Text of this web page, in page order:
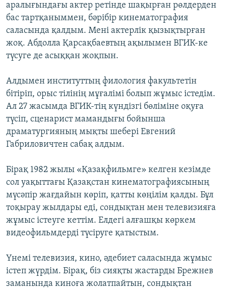
аралығындағы актер ретінде шақырған рөлдерден
бас тартқаныммен, бәрібір кинематография
саласында қалдым. Мені актерлік қызықтырған
жоқ. Абдолла Қарсақбаевтың ақылымен ВГИК-ке
түсуге де асыққан жоқпын.
Алдымен институттың филология факультетін
бітіріп, орыс тілінің мұғалімі болып жұмыс істедім.
Ал 27 жасымда ВГИК-тің күндізгі бөліміне оқуға
түсіп, сценарист мамандығы бойынша
драматургияның мықты шебері Евгений
Габриловичтен сабақ алдым.
Бірақ 1982 жылы «Қазақфильмге» келген кезімде
сол уақыттағы Қазақстан кинематографиясының
мүсәпір жағдайын көріп, қатты көңілім қалды. Бұл
тоқырау жылдары еді, сондықтан мен телевизияға
жұмыс істеуге кеттім. Елдегі алғашқы көркем
видеофильмдерді түсіруге қатыстым.
Үнемі телевизия, кино, әдебиет саласында жұмыс
істеп жүрдім. Бірақ, біз сияқты жастарды Брежнев
заманында киноға жолатпайтын, сондықтан